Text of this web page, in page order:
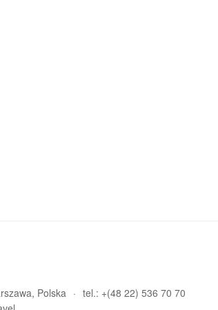
Polska
tel.: +(48 22) 536 70 70